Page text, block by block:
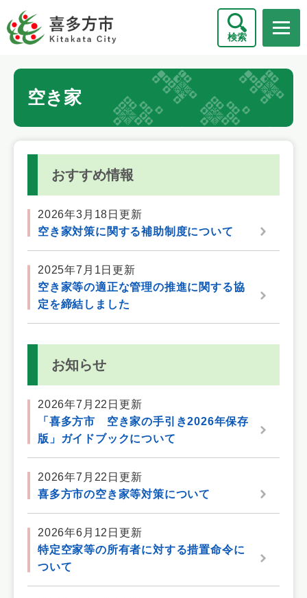
ー
ジ
検索
本
空き家
おすすめ情報
2026年3月18日更新
空き家対策に関する補助制度について
2025年7月1日更新
空き家等の適正な管理の推進に関する協
定を締結しました
お知らせ
2026年7月22日更新
「喜多方市 空き家の手引き2026年保存
版」ガイドブックについて
2026年7月22日更新
喜多方市の空き家等対策について
2026年6月12日更新
特定空家等の所有者に対する措置命令に
ついて